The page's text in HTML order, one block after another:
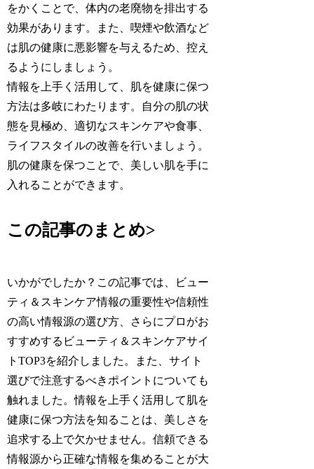
をかくことで、体内の老廃物を排出する
効果があります。また、喫煙や飲酒など
は肌の健康に悪影響を与えるため、控え
るようにしましょう。
情報を上手く活用して、肌を健康に保つ
方法は多岐にわたります。自分の肌の状
態を見極め、適切なスキンケアや食事、
ライフスタイルの改善を行いましょう。
肌の健康を保つことで、美しい肌を手に
入れることができます。
この記事のまとめ>
いかがでしたか？この記事では、ビュー
ティ＆スキンケア情報の重要性や信頼性
の高い情報源の選び方、さらにプロがお
すすめするビューティ＆スキンケアサイ
トTOP3を紹介しました。また、サイト
選びで注意するべきポイントについても
触れました。情報を上手く活用して肌を
健康に保つ方法を知ることは、美しさを
追求する上で欠かせません。信頼できる
情報源から正確な情報を集めることが大